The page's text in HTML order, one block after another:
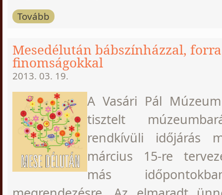
Tovább
Mesedélután bábszínházzal,
finomságokkal
2013. 03. 19.
A Vasári Pál
tisztelt
rendkívüli időjárás
március 15-re
más